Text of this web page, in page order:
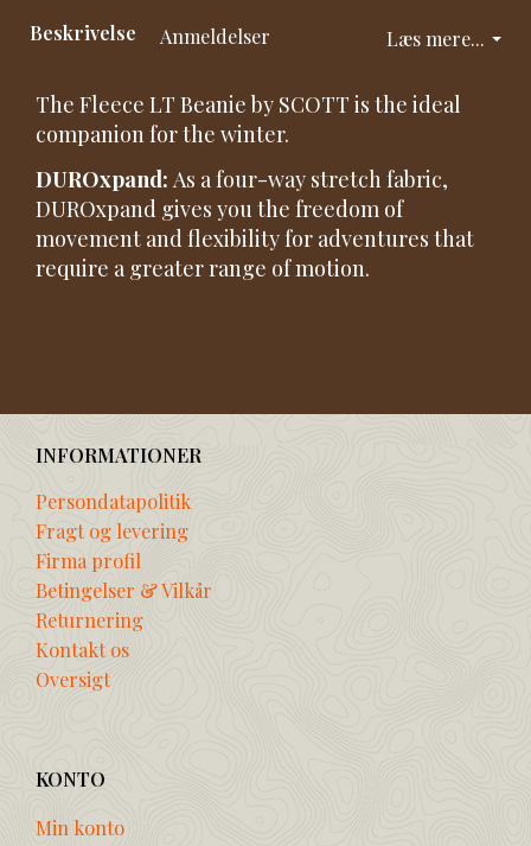
Læs mere...
Beskrivelse Anmeldelser
The Fleece LT Beanie by SCOTT is the ideal
companion for the winter.
DUROxpand: As a four-way stretch fabric,
DUROxpand gives you the freedom of
movement and flexibility for adventures that
require a greater range of motion.
INFORMATIONER
Persondatapolitik
Fragt og levering
Firma profil
Betingelser & Vilkår
Returnering
Kontakt os
Oversigt
KONTO
Min konto